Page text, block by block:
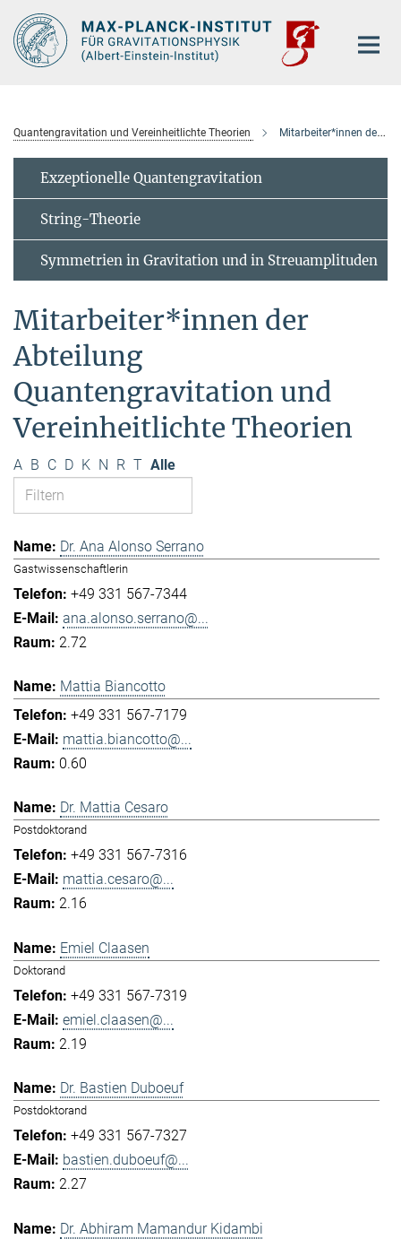
Hauptinhalt
Quantengravitation und Vereinheitlichte Theorien Mitarbeiter*innen der Abteilung
Exzeptionelle Quantengravitation
String-Theorie
Symmetrien in Gravitation und in Streuamplituden
Mitarbeiter*innen der
Abteilung
Quantengravitation und
Vereinheitlichte Theorien
A B C D K N R T Alle
Dr. Ana Alonso Serrano
Gastwissenschaftlerin
+49 331 567-7344
ana.alonso.serrano@...
2.72
Mattia Biancotto
+49 331 567-7179
mattia.biancotto@...
0.60
Dr. Mattia Cesaro
Postdoktorand
+49 331 567-7316
mattia.cesaro@...
2.16
Emiel Claasen
Doktorand
+49 331 567-7319
emiel.claasen@...
2.19
Dr. Bastien Duboeuf
Postdoktorand
+49 331 567-7327
bastien.duboeuf@...
2.27
Dr. Abhiram Mamandur Kidambi